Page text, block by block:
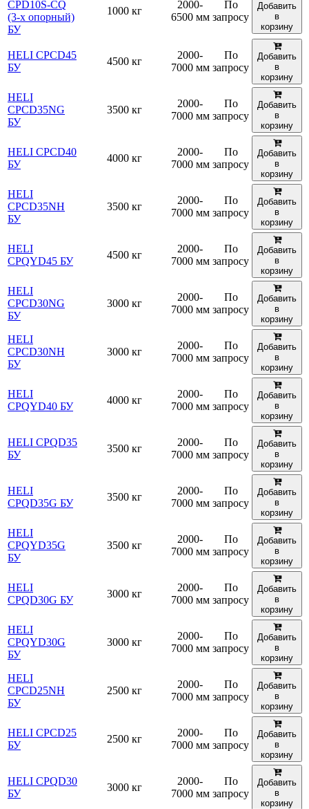
CPD10S-CQ
(3-х опорный)
БУ
1000 кг
2000-
6500 мм
По
запросу
Добавить
в
корзину
HELI CPCD45
БУ
4500 кг
2000-
7000 мм
По
запросу
Добавить
в
корзину
HELI
CPCD35NG
БУ
3500 кг
2000-
7000 мм
По
запросу
Добавить
в
корзину
HELI CPCD40
БУ
4000 кг
2000-
7000 мм
По
запросу
Добавить
в
корзину
HELI
CPCD35NH
БУ
3500 кг
2000-
7000 мм
По
запросу
Добавить
в
корзину
HELI
CPQYD45 БУ
4500 кг
2000-
7000 мм
По
запросу
Добавить
в
корзину
HELI
CPCD30NG
БУ
3000 кг
2000-
7000 мм
По
запросу
Добавить
в
корзину
HELI
CPCD30NH
БУ
3000 кг
2000-
7000 мм
По
запросу
Добавить
в
корзину
HELI
CPQYD40 БУ
4000 кг
2000-
7000 мм
По
запросу
Добавить
в
корзину
HELI CPQD35
БУ
3500 кг
2000-
7000 мм
По
запросу
Добавить
в
корзину
HELI
CPQD35G БУ
3500 кг
2000-
7000 мм
По
запросу
Добавить
в
корзину
HELI
CPQYD35G
БУ
3500 кг
2000-
7000 мм
По
запросу
Добавить
в
корзину
HELI
CPQD30G БУ
3000 кг
2000-
7000 мм
По
запросу
Добавить
в
корзину
HELI
CPQYD30G
БУ
3000 кг
2000-
7000 мм
По
запросу
Добавить
в
корзину
HELI
CPCD25NH
БУ
2500 кг
2000-
7000 мм
По
запросу
Добавить
в
корзину
HELI CPCD25
БУ
2500 кг
2000-
7000 мм
По
запросу
Добавить
в
корзину
HELI CPQD30
БУ
3000 кг
2000-
7000 мм
По
запросу
Добавить
в
корзину